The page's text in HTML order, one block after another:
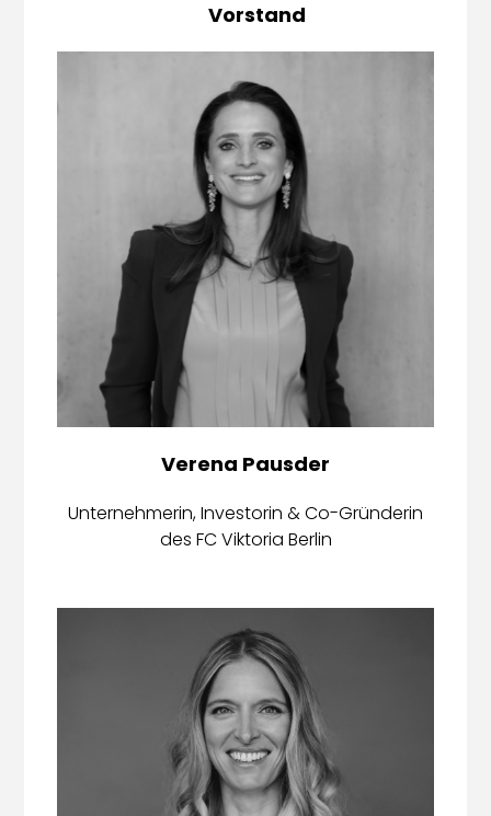
Vorstand
Verena Pausder
Unternehmerin, Investorin & Co-Gründerin
des FC Viktoria Berlin